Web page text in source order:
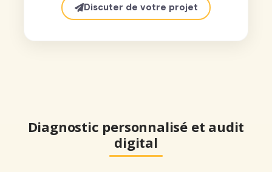
Discuter de votre projet
Diagnostic personnalisé et audit
digital